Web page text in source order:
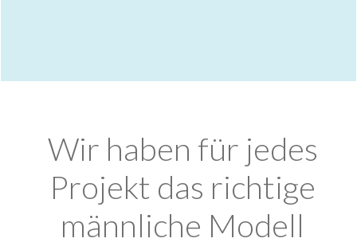
Wir haben für jedes
Projekt das richtige
männliche Modell